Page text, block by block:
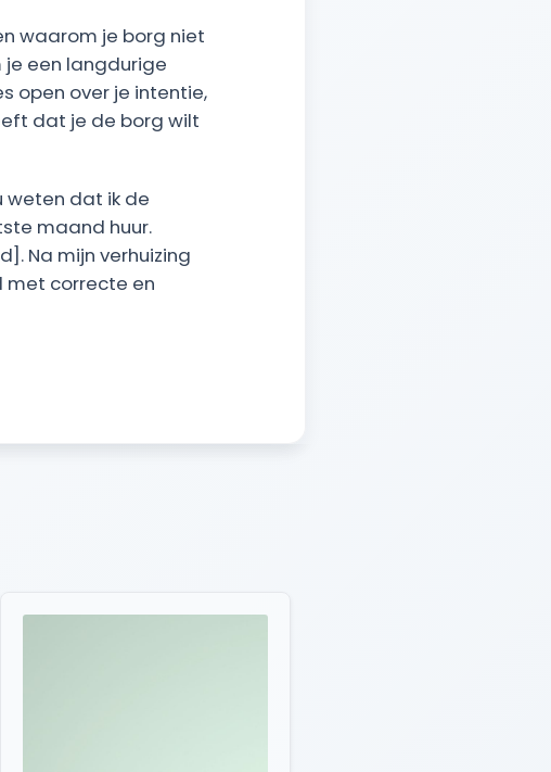
waarom je borg niet
een langdurige
open over je intentie,
dat je de borg wilt
weten dat ik de
maand huur.
Na mijn verhuizing
met correcte en